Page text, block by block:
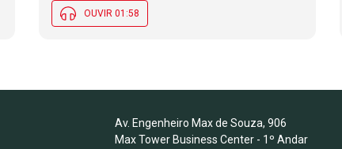
OUVIR 01:58
Av. Engenheiro Max de Souza, 906
Max Tower Business Center - 1º Andar